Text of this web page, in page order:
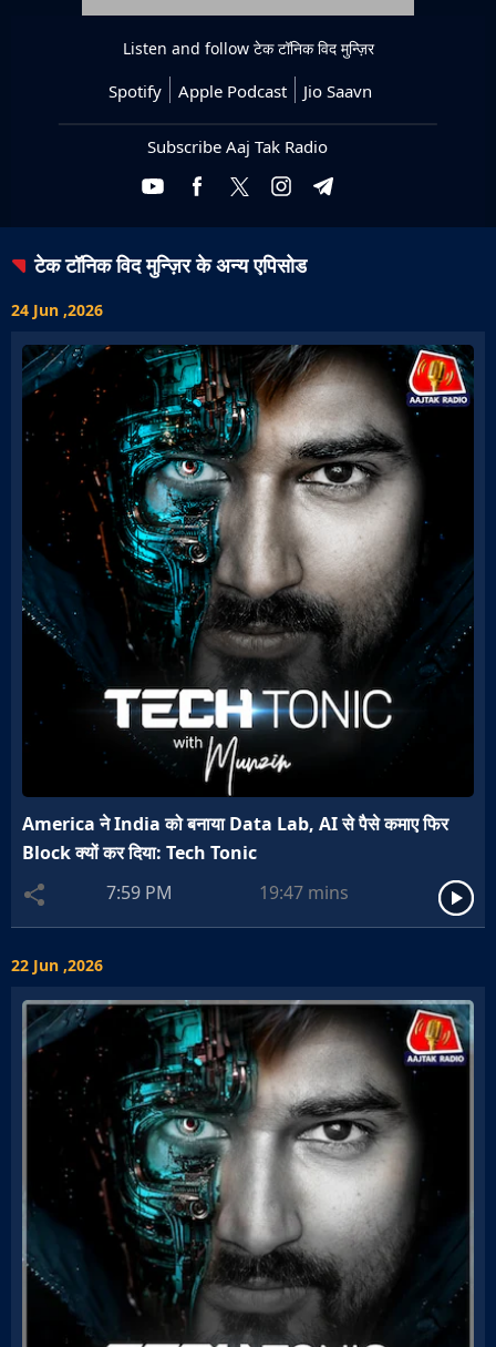
Listen and follow टेक टॉनिक विद मुन्ज़िर
Spotify Apple Podcast Jio Saavn
Subscribe Aaj Tak Radio
टेक टॉनिक विद मुन्ज़िरके अन्य एपिसोड
24 Jun ,2026
America ने India को बनाया Data Lab, AI से पैसे कमाए फिर
Block क्यों कर दिया: Tech Tonic
7:59 PM
19:47 mins
22 Jun ,2026